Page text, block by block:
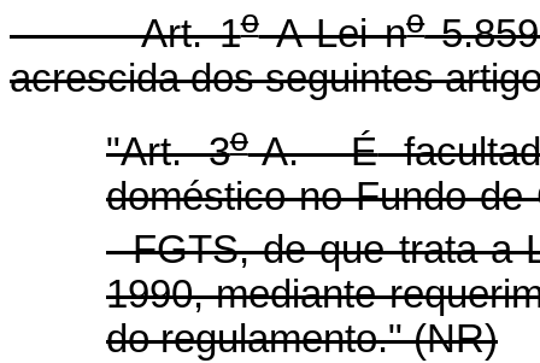
Art. 1oA Lei no
acrescida dos seguintes
"Art. 3o-A. É
doméstico no Fundo de
- FGTS, de que trata a
1990, mediante
do regulamento." (NR)